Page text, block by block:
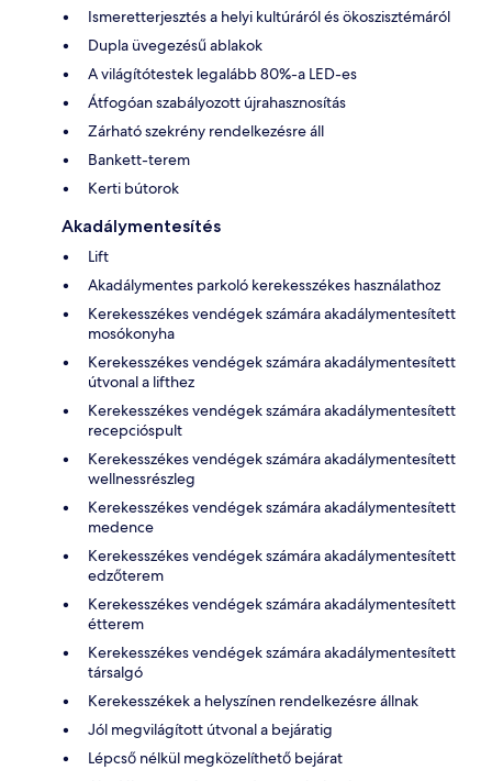
Ismeretterjesztés a helyi kultúráról és ökoszisztémáról
Dupla üvegezésű ablakok
A világítótestek legalább 80%-a LED-es
Átfogóan szabályozott újrahasznosítás
Zárható szekrény rendelkezésre áll
Bankett-terem
Kerti bútorok
Akadálymentesítés
Lift
Akadálymentes parkoló kerekesszékes használathoz
Kerekesszékes vendégek számára akadálymentesített
mosókonyha
Kerekesszékes vendégek számára akadálymentesített
útvonal a lifthez
Kerekesszékes vendégek számára akadálymentesített
recepcióspult
Kerekesszékes vendégek számára akadálymentesített
wellnessrészleg
Kerekesszékes vendégek számára akadálymentesített
medence
Kerekesszékes vendégek számára akadálymentesített
edzőterem
Kerekesszékes vendégek számára akadálymentesített
étterem
Kerekesszékes vendégek számára akadálymentesített
társalgó
Kerekesszékek a helyszínen rendelkezésre állnak
Jól megvilágított útvonal a bejáratig
Lépcső nélkül megközelíthető bejárat